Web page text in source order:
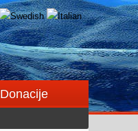
Donacije